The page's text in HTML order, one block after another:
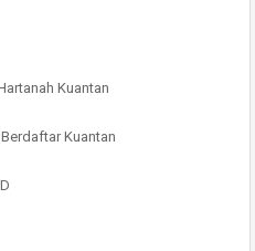
Kuantan
Kuantan